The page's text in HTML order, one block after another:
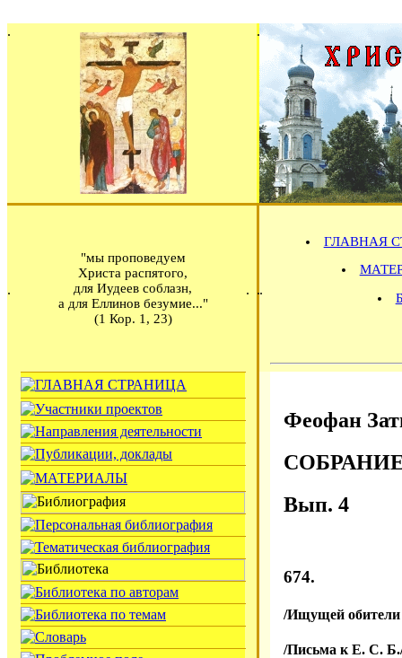
"мы проповедуем
Христа распятого,
для Иудеев соблазн,
а для Еллинов безумие..."
(1 Кор. 1, 23)
ГЛАВНАЯ
Феофан
Вып. 4
674.
/Ищущей обители
/Письма к Е. С.